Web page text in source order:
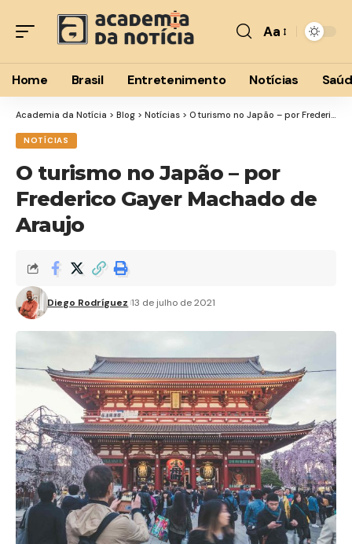
Font
Resizer
Aa
Home Brasil Entretenimento Notícias
Academia da Notícia > Blog > Notícias > O turismo no Japão – por Frederico Gayer Machado de Araujo
NOTÍCIAS
O turismo no Japão – por
Frederico Gayer Machado de
Araujo
Diego Rodríguez 13 de julho de 2021